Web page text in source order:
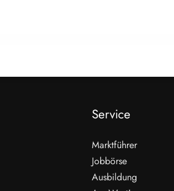
Service
Marktführer
Jobbörse
Ausbildung